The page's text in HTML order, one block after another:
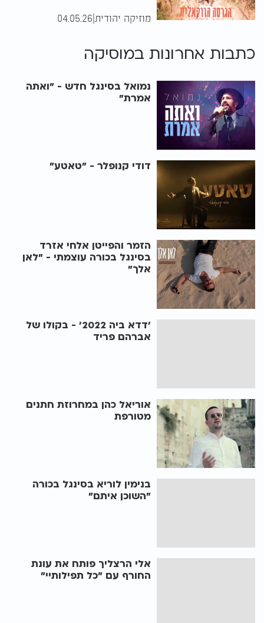
מוזיקה יהודית 04.05.26
כתבות אחרונות במוסיקה
נמואל בסינגל חדש - "ואתה
אמרת"
דודי קנופלר - "טאטע"
הזמר והפייטן אלחי אזרד
בסינגל בכורה עוצמתי - "לאן
אלך"
’דדא ביה 2022’ - בקולו של
אברהם פריד
אוריאל כהן במחרוזת חתנים
מטורפת
בנימין לוריא בסינגל בכורה
"השוכן איתם"
אלי הרצליך פותח את עונת
החורף עם "כל תפילותיי"